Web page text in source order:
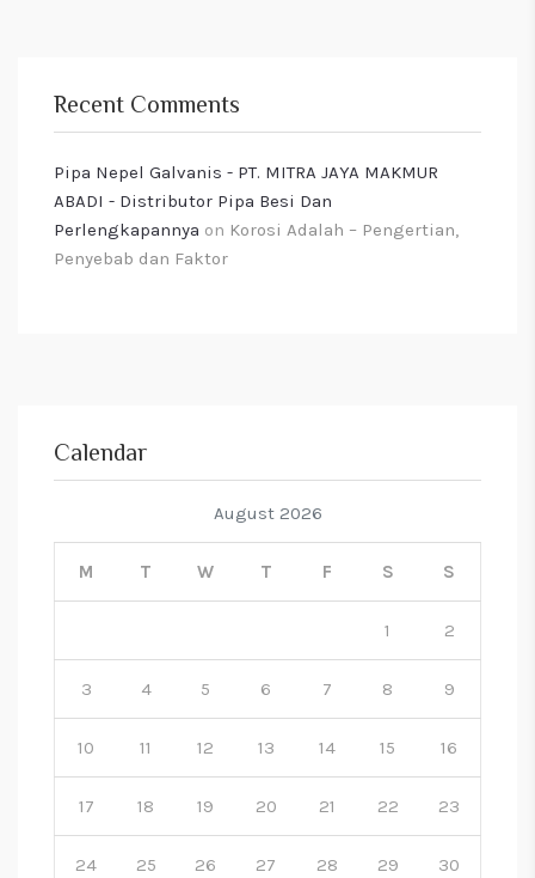
Recent Comments
Pipa Nepel Galvanis - PT. MITRA JAYA MAKMUR
ABADI - Distributor Pipa Besi Dan
Perlengkapannya on Korosi Adalah – Pengertian,
Penyebab dan Faktor
Calendar
August 2026
M T W T F S S
1 2
3 4 5 6 7 8 9
10 11 12 13 14 15 16
17 18 19 20 21 22 23
24 25 26 27 28 29 30